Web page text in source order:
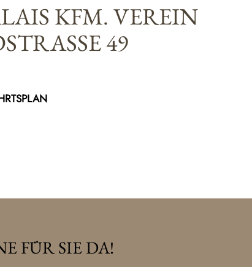
KFM. VEREIN
49
FÜR SIE DA!